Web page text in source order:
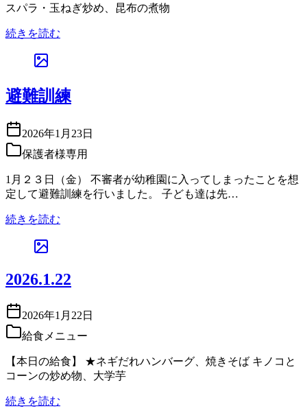
スパラ・玉ねぎ炒め、昆布の煮物
続きを読む
避難訓練
2026年1月23日
保護者様専用
1月２３日（金） 不審者が幼稚園に入ってしまったことを想
定して避難訓練を行いました。 子ども達は先…
続きを読む
2026.1.22
2026年1月22日
給食メニュー
【本日の給食】 ★ネギだれハンバーグ、焼きそば キノコと
コーンの炒め物、大学芋
続きを読む